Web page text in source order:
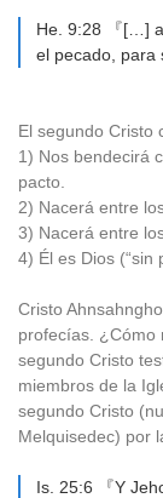
He. 9:28 『[…]
el pecado, para
El segundo Cristo
1) Nos bendecirá
pacto.
2) Nacerá entre
3) Nacerá entre
4) Él es Dios (“sin
Cristo
profecías. ¿Cómo
segundo Cristo
miembros de la
segundo Cristo
Melquisedec) por
Is. 25:6 『Y